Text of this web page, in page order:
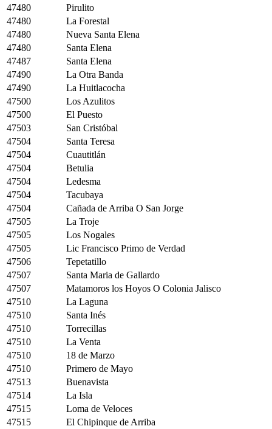
47480
Pirulito
47480
La Forestal
47480
Nueva Santa Elena
47480
Santa Elena
47487
Santa Elena
47490
La Otra Banda
47490
La Huitlacocha
47500
Los Azulitos
47500
El Puesto
47503
San Cristóbal
47504
Santa Teresa
47504
Cuautitlán
47504
Betulia
47504
Ledesma
47504
Tacubaya
47504
Cañada de Arriba O San Jorge
47505
La Troje
47505
Los Nogales
47505
Lic Francisco Primo de Verdad
47506
Tepetatillo
47507
Santa Maria de Gallardo
47507
Matamoros los Hoyos O Colonia Jalisco
47510
La Laguna
47510
Santa Inés
47510
Torrecillas
47510
La Venta
47510
18 de Marzo
47510
Primero de Mayo
47513
Buenavista
47514
La Isla
47515
Loma de Veloces
47515
El Chipinque de Arriba